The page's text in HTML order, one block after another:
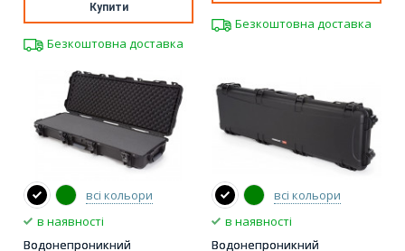
Купити
Безкоштовна доставка
Безкоштовна доставка
всі кольори
в наявності
Водонепроникний
всі кольори
в наявності
Водонепроникний